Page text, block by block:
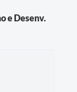
e Desenv.